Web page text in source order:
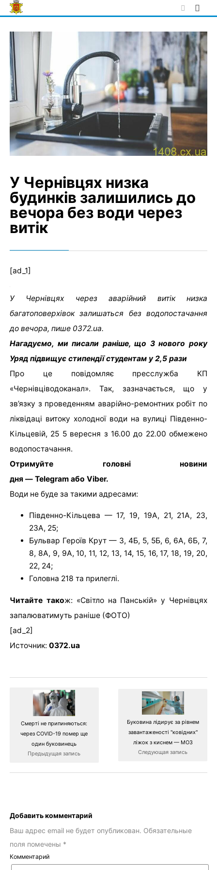
Skip
to
У Чернівцях низка
будинків залишились до
вечора без води через
витік
[ad_1]
У Чернівцях через аварійний витік низка
багатоповерхівок залишаться без водопостачання
до вечора, пише 0372.ua.
Нагадуємо, ми писали раніше, що З нового року
Уряд підвищує стипендії студентам у 2,5 рази
Про це повідомляє пресслужба КП
«Чернівціводоканал». Так, зазначається, що у
зв’язку з проведенням аварійно-ремонтних робіт по
ліквідаці витоку холодної води на вулиці Південно-
Кільцевій, 25 5 вересня з 16.00 до 22.00 обмежено
водопостачання.
Отримуйте головні новини
дня — Telegram або Viber.
Води не буде за такими адресами:
Південно-Кільцева — 17, 19, 19А, 21, 21А, 23,
23А, 25;
Бульвар Героїв Крут — 3, 4Б, 5, 5Б, 6, 6А, 6Б, 7,
8, 8А, 9, 9А, 10, 11, 12, 13, 14, 15, 16, 17, 18, 19, 20,
22, 24;
Головна 218 та прилеглі.
Читайте також: «Світло на Панській» у Чернівцях
запалюватимуть раніше (ФОТО)
[ad_2]
Источник: 0372.ua
Смерті не припиняються:
через COVID-19 помер ще
один буковинець
Предыдущая запись
Буковина лідирує за рівнем
завантаженості "ковідних"
ліжок з киснем — МОЗ
Следующая запись
Добавить комментарий
Ваш адрес email не будет опубликован. Обязательные
поля помечены *
Комментарий